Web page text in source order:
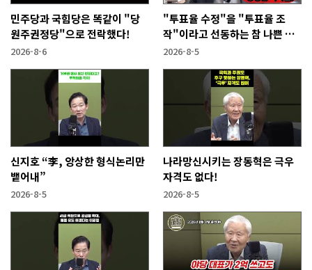
민주당과 국힘당은 똑같이 "당
원주권정당"으로 전락했다!
2026-8-6
"투표율 수정"을 "투표율 조
작"이라고 선동하는 참 나쁜 사
람들!
2026-8-5
신지호 “李, 앙상한 형식논리만
뱉어내”
2026-8-5
나라망신시키는 장동혁은 극우
자격도 없다!
2026-8-5